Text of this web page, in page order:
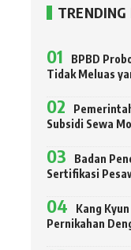
TRENDING
BPBD
Tidak Meluas
Subsidi Sewa
Badan
Sertifikasi
Kang
Pernikahan